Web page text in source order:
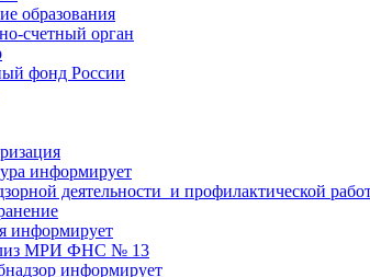
образования
счетный орган
фонд России
информирует
деятельности и профилактической
информирует
МРИ ФНС № 13
информирует